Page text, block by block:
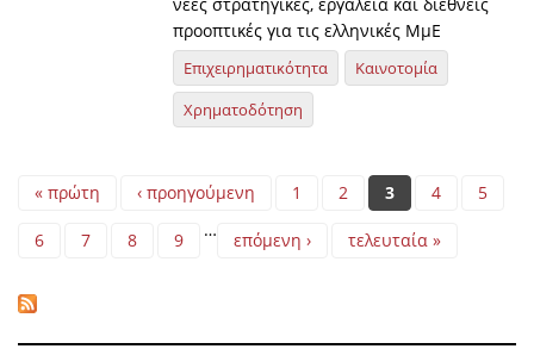
νέες στρατηγικές, εργαλεία και διεθνείς
προοπτικές για τις ελληνικές ΜμΕ
Επιχειρηματικότητα
Καινοτομία
Χρηματοδότηση
Pages
« πρώτη ‹ προηγούμενη 1 2 3 4 5
6 7 8 9 … επόμενη › τελευταία »